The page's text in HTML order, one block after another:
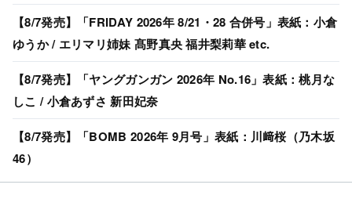
【8/7発売】「FRIDAY 2026年 8/21・28 合併号」表紙：小倉
ゆうか / エリマリ姉妹 髙野真央 福井梨莉華 etc.
【8/7発売】「ヤングガンガン 2026年 No.16」表紙：桃月な
しこ / 小倉あずさ 新田妃奈
【8/7発売】「BOMB 2026年 9月号」表紙：川﨑桜（乃木坂
46）